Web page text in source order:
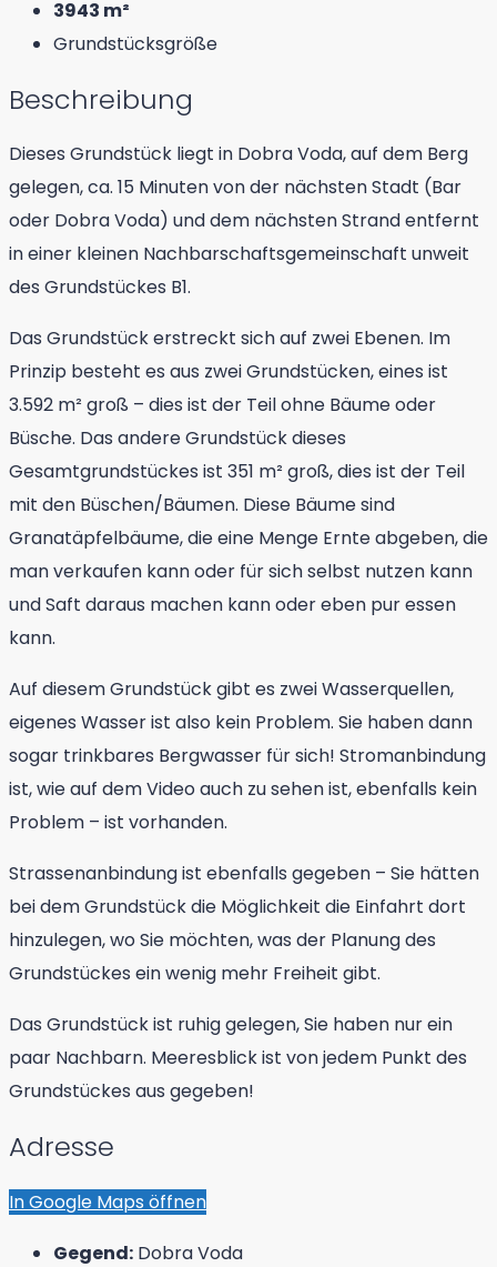
3943 m²
Grundstücksgröße
Beschreibung
Dieses Grundstück liegt in Dobra Voda, auf dem Berg
gelegen, ca. 15 Minuten von der nächsten Stadt (Bar
oder Dobra Voda) und dem nächsten Strand entfernt
in einer kleinen Nachbarschaftsgemeinschaft unweit
des Grundstückes B1.
Das Grundstück erstreckt sich auf zwei Ebenen. Im
Prinzip besteht es aus zwei Grundstücken, eines ist
3.592 m² groß – dies ist der Teil ohne Bäume oder
Büsche. Das andere Grundstück dieses
Gesamtgrundstückes ist 351 m² groß, dies ist der Teil
mit den Büschen/Bäumen. Diese Bäume sind
Granatäpfelbäume, die eine Menge Ernte abgeben, die
man verkaufen kann oder für sich selbst nutzen kann
und Saft daraus machen kann oder eben pur essen
kann.
Auf diesem Grundstück gibt es zwei Wasserquellen,
eigenes Wasser ist also kein Problem. Sie haben dann
sogar trinkbares Bergwasser für sich! Stromanbindung
ist, wie auf dem Video auch zu sehen ist, ebenfalls kein
Problem – ist vorhanden.
Strassenanbindung ist ebenfalls gegeben – Sie hätten
bei dem Grundstück die Möglichkeit die Einfahrt dort
hinzulegen, wo Sie möchten, was der Planung des
Grundstückes ein wenig mehr Freiheit gibt.
Das Grundstück ist ruhig gelegen, Sie haben nur ein
paar Nachbarn. Meeresblick ist von jedem Punkt des
Grundstückes aus gegeben!
Adresse
In Google Maps öffnen
Gegend: Dobra Voda